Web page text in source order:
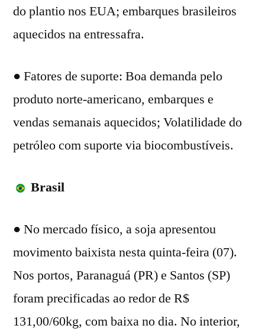
do plantio nos EUA; embarques brasileiros
aquecidos na entressafra.
● Fatores de suporte: Boa demanda pelo
produto norte-americano, embarques e
vendas semanais aquecidos; Volatilidade do
petróleo com suporte via biocombustíveis.
Brasil
● No mercado físico, a soja apresentou
movimento baixista nesta quinta-feira (07).
Nos portos, Paranaguá (PR) e Santos (SP)
foram precificadas ao redor de R$
131,00/60kg, com baixa no dia. No interior,